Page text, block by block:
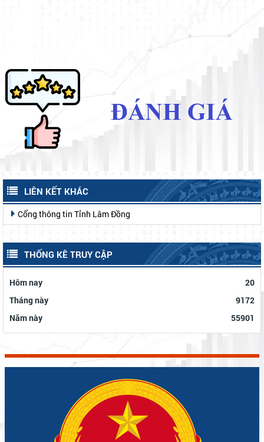
LIÊN KẾT KHÁC
Cổng thông tin Tỉnh Lâm Đồng
THỐNG KÊ TRUY CẬP
Hôm nay
20
Tháng này
9172
Năm này
55901